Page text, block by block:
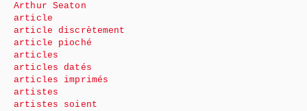
Arthur Seaton
article
article discrètement
article pioché
articles
articles datés
articles imprimés
artistes
artistes soient